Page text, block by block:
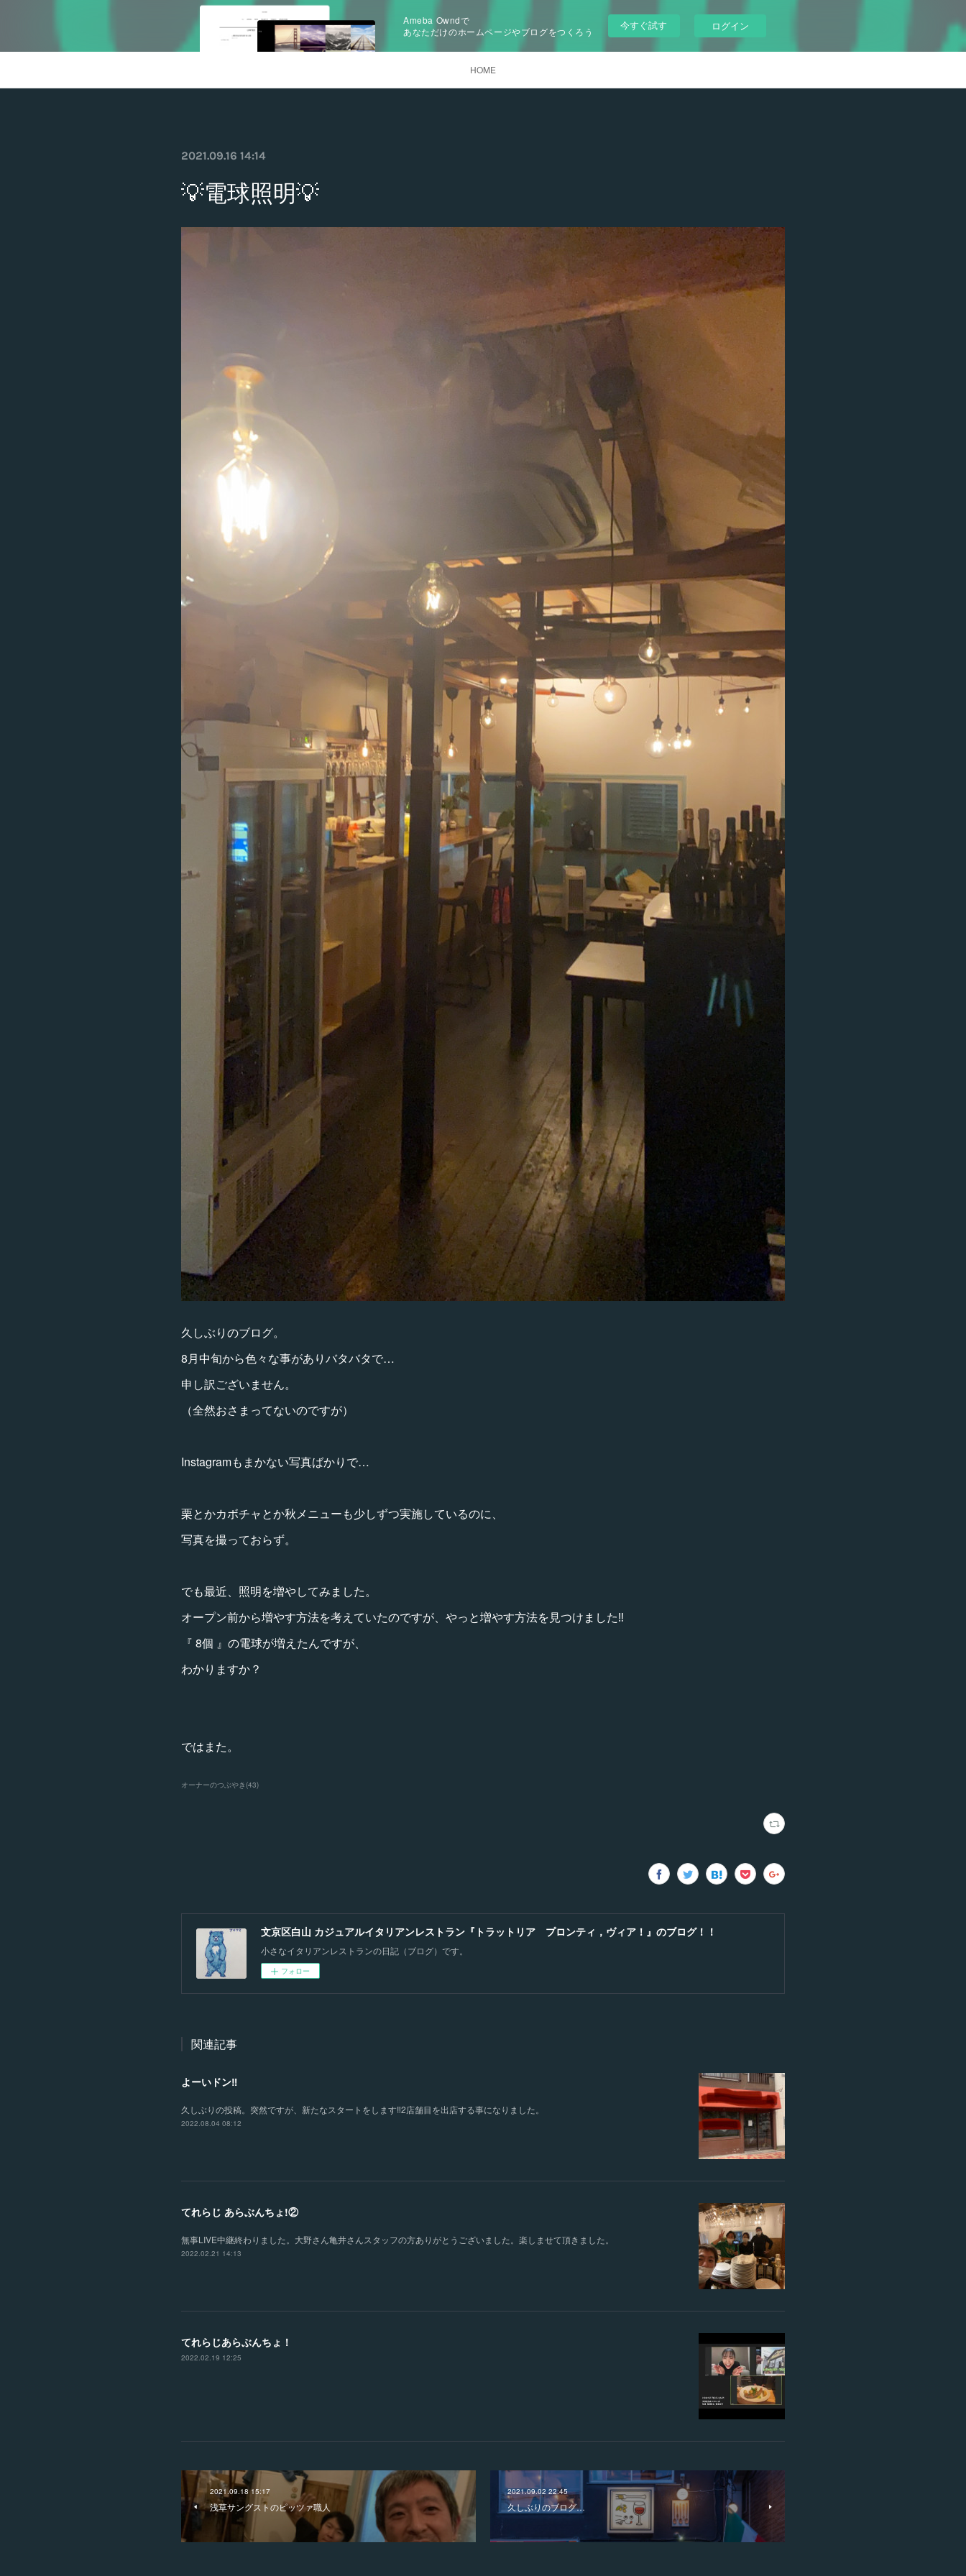
Ameba Owndで
あなただけのホームページやブログをつくろう
今すぐ試す ログイン
HOME
2021.09.16 14:14
💡電球照明💡
久しぶりのブログ。
8月中旬から色々な事がありバタバタで…
申し訳ございません。
（全然おさまってないのですが）
Instagramもまかない写真ばかりで…
栗とかカボチャとか秋メニューも少しずつ実施しているのに、
写真を撮っておらず。
でも最近、照明を増やしてみました。
オープン前から増やす方法を考えていたのですが、やっと増やす方法を見つけました‼️
『 8個 』の電球が増えたんですが、
わかりますか？
ではまた。
オーナーのつぶやき (43)
文京区白山 カジュアルイタリアンレストラン『トラットリア プロンティ，ヴィア！』のブログ！！
小さなイタリアンレストランの日記（ブログ）です。
フォロー
関連記事
よーいドン‼️
久しぶりの投稿。突然ですが、新たなスタートをします‼︎2店舗目を出店する事になりました。
2022.08.04 08:12
てれらじ あらぶんちょ!②
無事LIVE中継終わりました。大野さん亀井さんスタッフの方ありがとうございました。楽しませて頂きました。
2022.02.21 14:13
てれらじあらぶんちょ！
2022.02.19 12:25
2021.09.18 15:17
浅草サングストのピッツァ職人
2021.09.02 22:45
久しぶりのブログ…